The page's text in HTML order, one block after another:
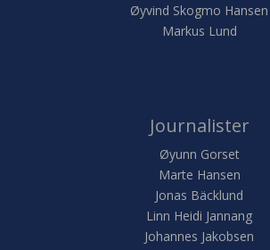
Øyvind Skogmo Hansen
Markus Lund
Journalister
Øyunn Gorset
Marte Hansen
Jonas Bäcklund
Linn Heidi Jannang
Johannes Jakobsen